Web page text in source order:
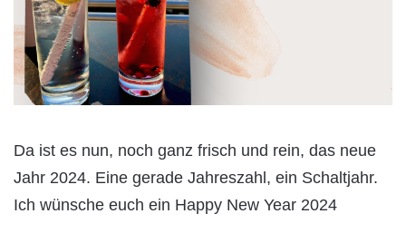
Da ist es nun, noch ganz frisch und rein, das neue
Jahr 2024. Eine gerade Jahreszahl, ein Schaltjahr.
Ich wünsche euch ein Happy New Year 2024